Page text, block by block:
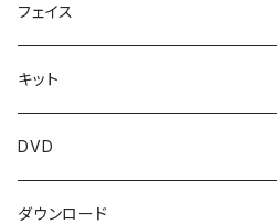
フェイス
キット
DVD
ダウンロード